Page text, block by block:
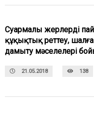
Суармалы жерлерді
құқықтық реттеу,
дамыту мәселелері
21.05.2018 138